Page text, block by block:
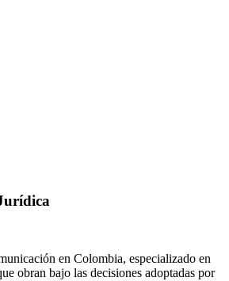
en Colombia, especializado en
obran bajo las decisiones adoptadas por